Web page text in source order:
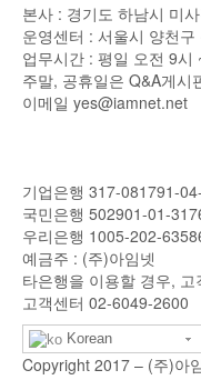
본사 : 경기도 하남시 미
운영센터 : 서울시 양천
업무시간 : 평일 오전 9시
주말, 공휴일은 Q&A게시
이메일 yes@iamnet.net
기업은행 317-081791-
국민은행 502901-01-
우리은행 1005-202-
예금주 : (주)아임넷
타은행을 이용할 경우,
고객센터 02-6049-2600
Korean
Copyright 2017 – (주)아